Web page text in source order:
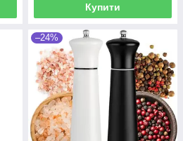
Купити
–24%